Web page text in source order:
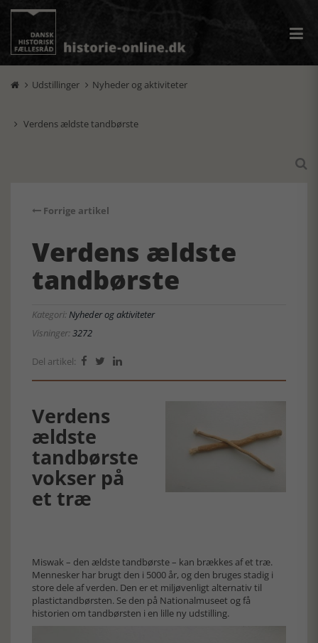
 Udstillinger  Nyheder og aktiviteter
 Verdens ældste tandbørste

Forrige artikel
Verdens ældste
tandbørste
Kategori:Nyheder og aktiviteter
Visninger:3272
Del artikel:   
Verdens
ældste
tandbørste
vokser på
et træ
Miswak – den ældste tandbørste – kan brækkes af et træ.
Mennesker har brugt den i 5000 år, og den bruges stadig i
store dele af verden. Den er et miljøvenligt alternativ til
plastictandbørsten. Se den på Nationalmuseet og få
historien om tandbørsten i en lille ny udstilling.